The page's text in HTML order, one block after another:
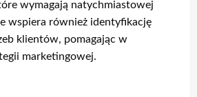
wymagają natychmiastowej
wspiera również identyfikację
klientów, pomagając w
marketingowej.